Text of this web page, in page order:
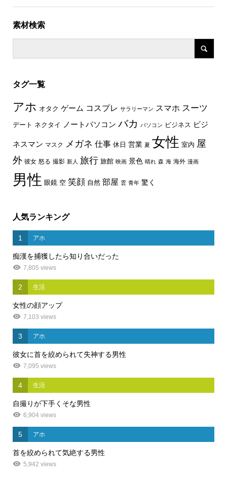
素材検索
タグ一覧
アホ オタク ゲーム コスプレ サラリーマン スマホ スーツ
デート ネクタイ ノートパソコン バカ パソコン ビジネス ビジ
ネスマン マスク メガネ 仕事 休日 営業 夏 女性 室内 屋
外 彼女 怒る 撮影 新人 旅行 旅館 映画 景色 晴れ 森 海 海外 漫画
男性 眼鏡 空 笑顔 自然 部屋 雲 青年 驚く
人気ランキング
1 アホ
痴漢を捕獲したら知り合いだった
7,805 views
2 生活
女性の顔アップ
7,103 views
3 アホ
彼女に首を絞められて失神する男性
7,095 views
4 生活
自撮りが下手くそな男性
6,904 views
5 アホ
首を絞められて気絶する男性
5,942 views